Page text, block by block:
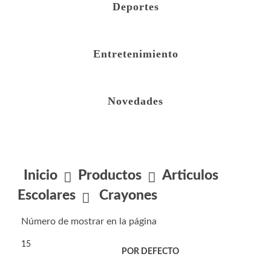
Deportes
Entretenimiento
Novedades
Inicio Productos
Articulos
Escolares
Crayones
Número de mostrar en la página
15
POR DEFECTO